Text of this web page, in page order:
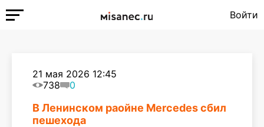
Войти
21 мая 2026 12:45
738
0
В Ленинском раойне Mercedes сбил
пешехода